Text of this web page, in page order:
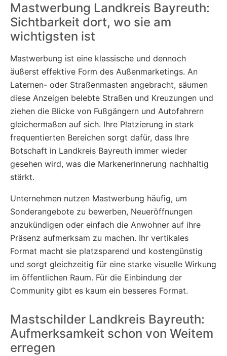
Mastwerbung Landkreis Bayreuth:
Sichtbarkeit dort, wo sie am
wichtigsten ist
Mastwerbung ist eine klassische und dennoch
äußerst effektive Form des Außenmarketings. An
Laternen- oder Straßenmasten angebracht, säumen
diese Anzeigen belebte Straßen und Kreuzungen und
ziehen die Blicke von Fußgängern und Autofahrern
gleichermaßen auf sich. Ihre Platzierung in stark
frequentierten Bereichen sorgt dafür, dass Ihre
Botschaft in Landkreis Bayreuth immer wieder
gesehen wird, was die Markenerinnerung nachhaltig
stärkt.
Unternehmen nutzen Mastwerbung häufig, um
Sonderangebote zu bewerben, Neueröffnungen
anzukündigen oder einfach die Anwohner auf ihre
Präsenz aufmerksam zu machen. Ihr vertikales
Format macht sie platzsparend und kostengünstig
und sorgt gleichzeitig für eine starke visuelle Wirkung
im öffentlichen Raum. Für die Einbindung der
Community gibt es kaum ein besseres Format.
Mastschilder Landkreis Bayreuth:
Aufmerksamkeit schon von Weitem
erregen